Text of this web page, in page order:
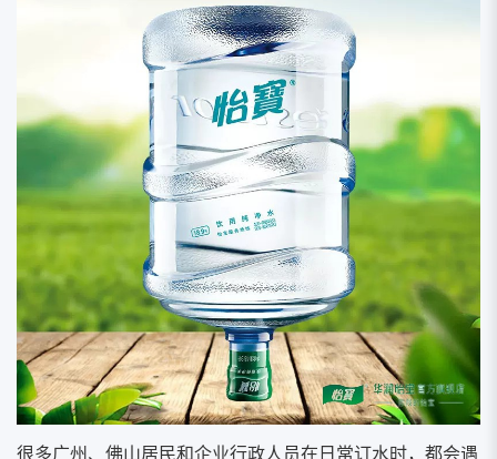
很多广州、佛山居民和企业行政人员在日常订水时，都会遇